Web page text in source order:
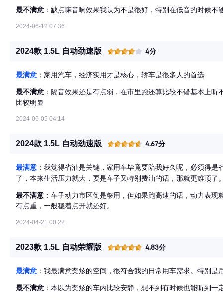
最不满意 ：缺点嘛音响效果我认为不是很好，特别在低音的时候不
2024-06-12 07:36
2024款 1.5L 自动劲速版 4分
最满意 ：家用汽车，经济实用才是核心，轿车是很多人的首选
最不满意 ：隔音效果还是有点弱，在市里跑还算比较不错基本上
比较明显
2024-06-05 04:14
2024款 1.5L 自动劲速版 4.67分
最满意 ：我觉得省油是关键，家用车毕竟要陪我好久呢，必须得
了，本来生活压力就大，要是车子又特别费油的话，那就更难顶了
最不满意 ：车子动力市区倒是够用，但如果跑高速的话，动力表
有点重，一般稳着点开就还好。
2024-04-21 00:22
2023款 1.5L 自动荣耀版 4.83分
最满意 ：我最满意奕炫的空间，很符合我的日常用车需求。特别
最不满意 ：本以为奕炫的车内比较安静，想不到有时候也能听到